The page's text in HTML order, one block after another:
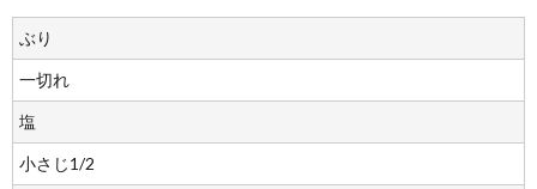
ぶり
一切れ
塩
小さじ1/2